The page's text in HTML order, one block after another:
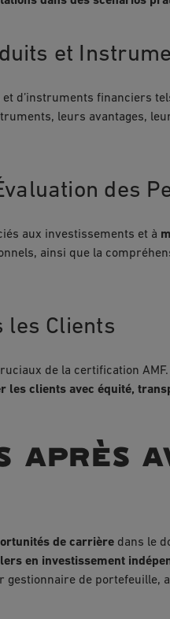
et
d’instruments financiers
leurs avantages,
des
aux investissements et à
ainsi que la
les Clients
de la certification
les clients avec équité,
après
de carrière dans le
en investissement
gestionnaire de portefeuille,